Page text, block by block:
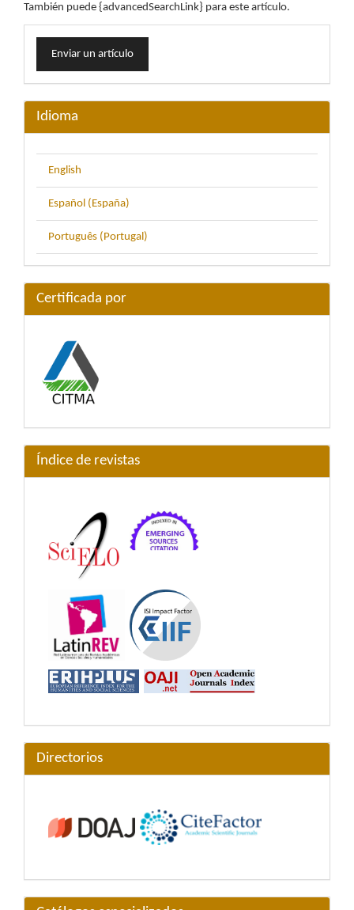
También puede {advancedSearchLink} para este artículo.
Enviar
un Enviar un artículo
Idioma
English
Español (España)
Português (Portugal)
Certificada por
Índice de revistas
Directorios